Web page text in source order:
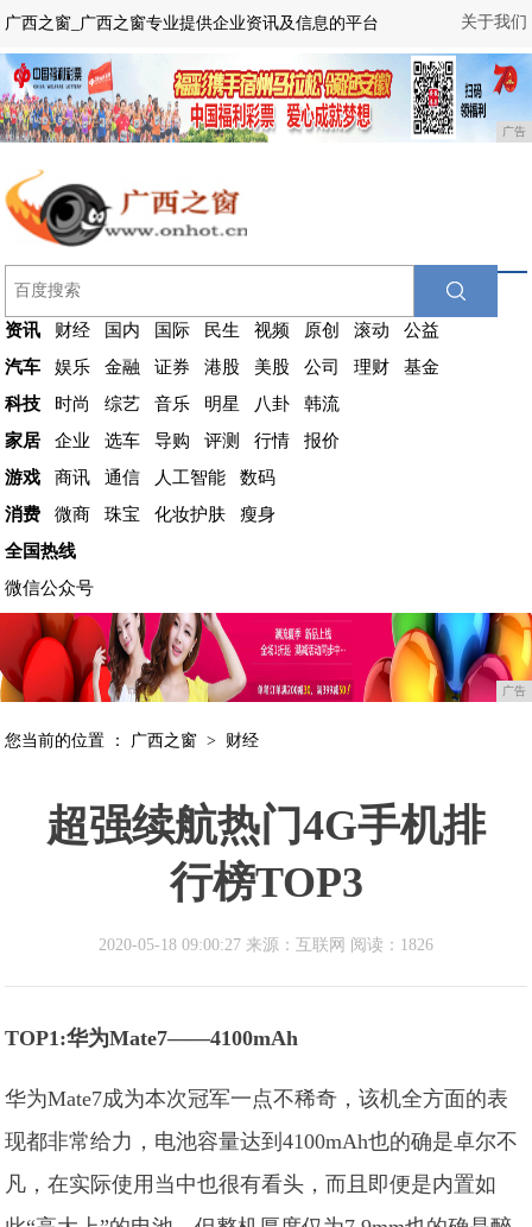
关于我们
广西之窗_广西之窗专业提供企业资讯及信息的平台
广告
资讯 财经 国内 国际 民生 视频 原创 滚动
公益
汽车
娱乐 金融 证券 港股 美股 公司 理财
基金
科技
时尚 综艺 音乐 明星 八卦
韩流
家居
企业 选车 导购 评测 行情
报价
游戏
商讯 通信 人工智能
数码
消费
微商 珠宝 化妆护肤
瘦身
全国热线
微信公众号
广告
您当前的位置 ： 广西之窗 > 财经
超强续航热门4G手机排
行榜TOP3
2020-05-18 09:00:27 来源：互联网 阅读：1826
TOP1:华为Mate7——4100mAh
华为Mate7成为本次冠军一点不稀奇，该机全方面的表
现都非常给力，电池容量达到4100mAh也的确是卓尔不
凡，在实际使用当中也很有看头，而且即便是内置如